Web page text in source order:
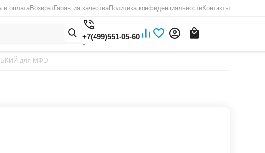
и оплатаВозвратГарантия качестваПолитика конфиденциальностиКонтакты
+7(499)551-05-60
для МФЭ